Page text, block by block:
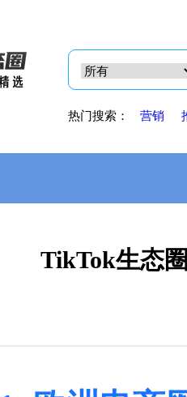
热门搜索： 营销
TikTok生态